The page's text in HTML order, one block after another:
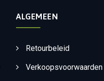
ALGEMEEN
Retourbeleid
Verkoopsvoorwaarden